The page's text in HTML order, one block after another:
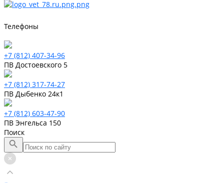
Телефоны
+7 (812) 407-34-96
ПВ Достоевского 5
+7 (812) 317-74-27
ПВ Дыбенко 24к1
+7 (812) 603-47-90
ПВ Энгельса 150
Поиск